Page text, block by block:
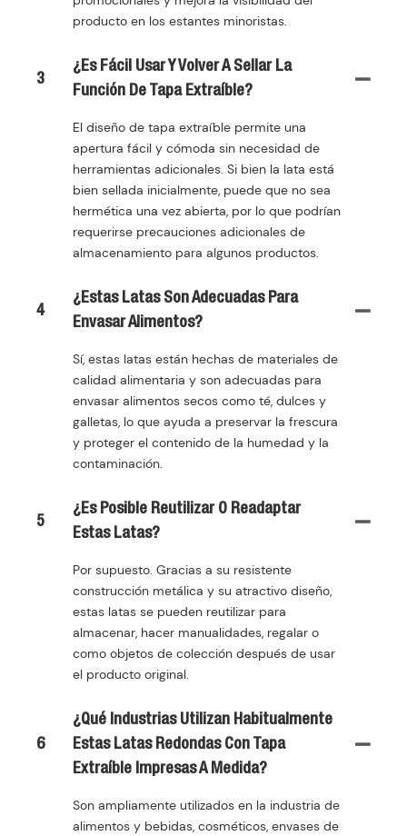
producto en los estantes minoristas.
3
¿Es Fácil Usar Y Volver A Sellar La
Función De Tapa Extraíble?
El diseño de tapa extraíble permite una
apertura fácil y cómoda sin necesidad de
herramientas adicionales. Si bien la lata está
bien sellada inicialmente, puede que no sea
hermética una vez abierta, por lo que podrían
requerirse precauciones adicionales de
almacenamiento para algunos productos.
4
¿Estas Latas Son Adecuadas Para
Envasar Alimentos?
Sí, estas latas están hechas de materiales de
calidad alimentaria y son adecuadas para
envasar alimentos secos como té, dulces y
galletas, lo que ayuda a preservar la frescura
y proteger el contenido de la humedad y la
contaminación.
5
¿Es Posible Reutilizar O Readaptar
Estas Latas?
Por supuesto. Gracias a su resistente
construcción metálica y su atractivo diseño,
estas latas se pueden reutilizar para
almacenar, hacer manualidades, regalar o
como objetos de colección después de usar
el producto original.
6
¿Qué Industrias Utilizan Habitualmente
Estas Latas Redondas Con Tapa
Extraíble Impresas A Medida?
Son ampliamente utilizados en la industria de
alimentos y bebidas, cosméticos, envases de